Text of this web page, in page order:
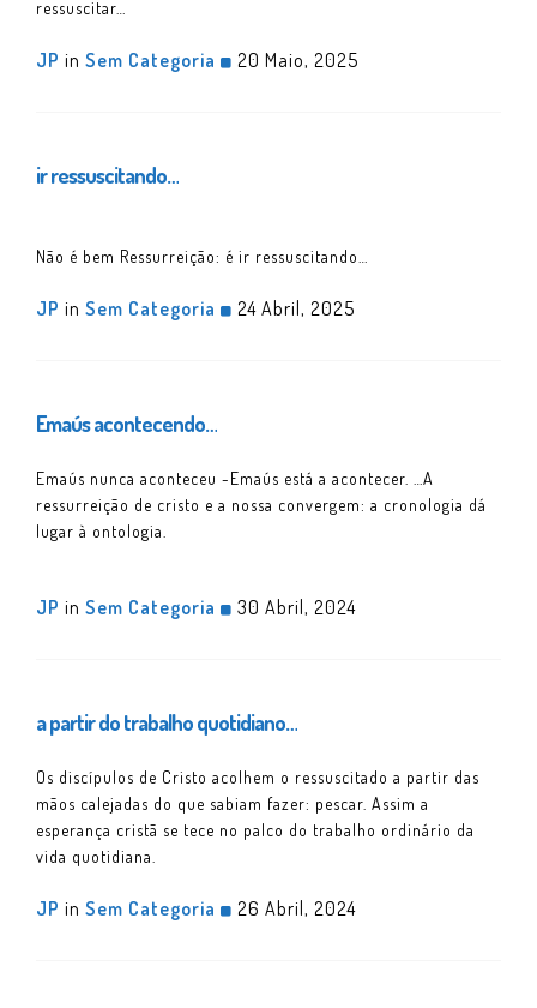
ressuscitar…
JP in Sem Categoria 20 Maio, 2025
ir ressuscitando…
Não é bem Ressurreição: é ir ressuscitando…
JP in Sem Categoria 24 Abril, 2025
Emaús acontecendo…
Emaús nunca aconteceu -Emaús está a acontecer. …A
ressurreição de cristo e a nossa convergem: a cronologia dá
lugar à ontologia.
JP in Sem Categoria 30 Abril, 2024
a partir do trabalho quotidiano…
Os discípulos de Cristo acolhem o ressuscitado a partir das
mãos calejadas do que sabiam fazer: pescar. Assim a
esperança cristã se tece no palco do trabalho ordinário da
vida quotidiana.
JP in Sem Categoria 26 Abril, 2024